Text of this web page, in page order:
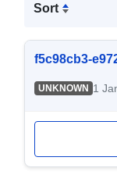
Sort
f5c98cb3-
UNKNOWN 1